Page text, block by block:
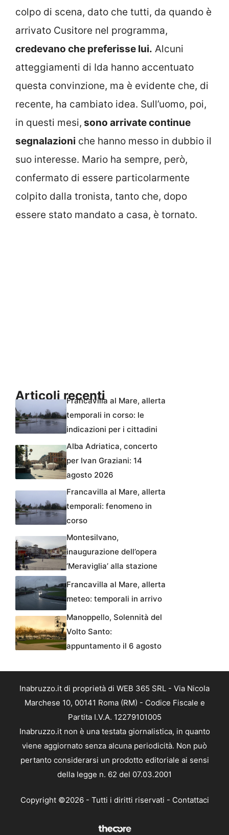
colpo di scena, dato che tutti, da quando è
arrivato Cusitore nel programma,
credevano che preferisse lui. Alcuni
atteggiamenti di Ida hanno accentuato
questa convinzione, ma è evidente che, di
recente, ha cambiato idea. Sull’uomo, poi,
in questi mesi, sono arrivate continue
segnalazioni che hanno messo in dubbio il
suo interesse. Mario ha sempre, però,
confermato di essere particolarmente
colpito dalla tronista, tanto che, dopo
essere stato mandato a casa, è tornato.
Articoli recentiFrancavilla al Mare, allerta
temporali in corso: le
indicazioni per i cittadini
Alba Adriatica, concerto
per Ivan Graziani: 14
agosto 2026
Francavilla al Mare, allerta
temporali: fenomeno in
corso
Montesilvano,
inaugurazione dell’opera
‘Meraviglia’ alla stazione
Francavilla al Mare, allerta
meteo: temporali in arrivo
Manoppello, Solennità del
Volto Santo:
appuntamento il 6 agosto
Inabruzzo.it di proprietà di WEB 365 SRL - Via Nicola
Marchese 10, 00141 Roma (RM) - Codice Fiscale e
Partita I.V.A. 12279101005
Inabruzzo.it non è una testata giornalistica, in quanto
viene aggiornato senza alcuna periodicità. Non può
pertanto considerarsi un prodotto editoriale ai sensi
della legge n. 62 del 07.03.2001
Copyright ©2026 - Tutti i diritti riservati - Contattaci